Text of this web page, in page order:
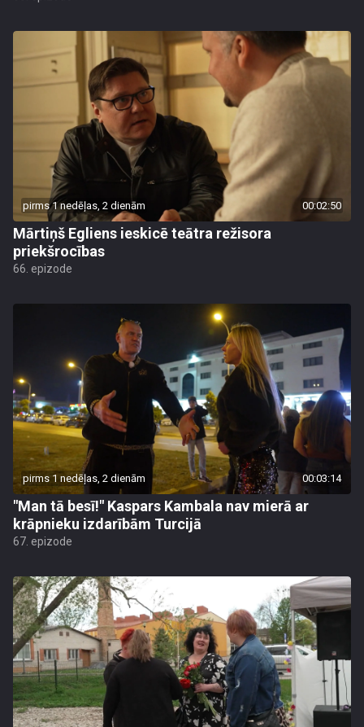
pirms 1 nedēļas, 2 dienām 00:02:50
Mārtiņš Egliens ieskicē teātra režisora
priekšrocības
66. epizode
pirms 1 nedēļas, 2 dienām 00:03:14
"Man tā besī!" Kaspars Kambala nav mierā ar
krāpnieku izdarībām Turcijā
67. epizode